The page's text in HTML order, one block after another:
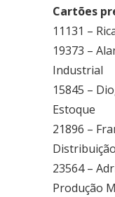
Cartões
11131 –
19373 –
Industrial
15845 –
Estoque
21896 –
Distribuição
23564 –
Produção